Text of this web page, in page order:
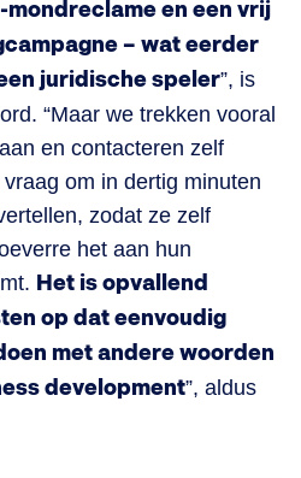
mondreclame en een vrij
– wat eerder
juridische speler”, is
“Maar we trekken vooral
en contacteren zelf
om in dertig minuten
zodat ze zelf
het aan hun
Het is opvallend
op dat eenvoudig
met andere woorden
development”, aldus